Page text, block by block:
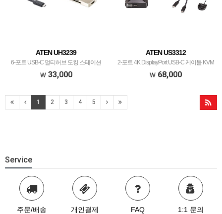
ATEN UH3239
6-포트 USB-C 멀티허브 도킹 스테이션
(충전 포트 내장)
33,000
ATEN US3312
2-포트 4K DisplayPort USB-C 케이블 KVM
스위치 with 원격 포트 선택기
68,000
1 2 3 4 5
Service
주문/배송 개인결제 FAQ 1:1 문의